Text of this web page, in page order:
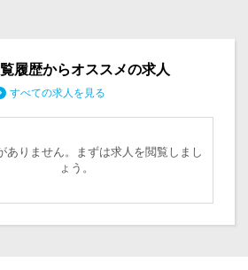
履歴からオススメの求人
すべての求人を見る
ありません。まずは求人を閲覧しまし
ょう。